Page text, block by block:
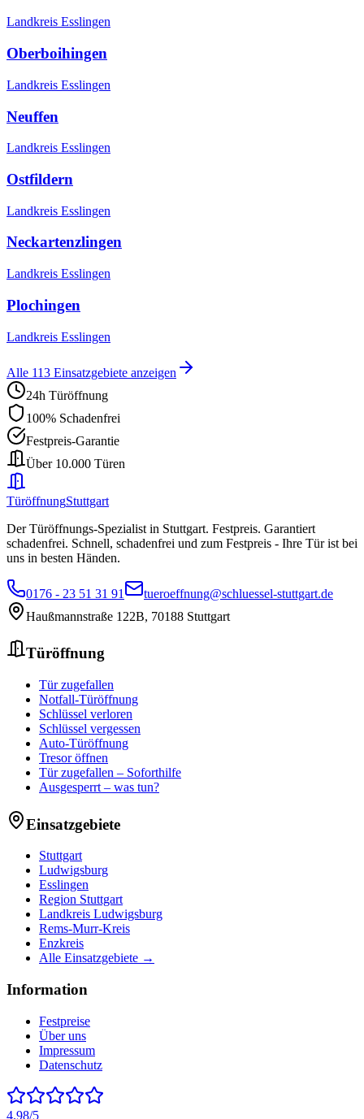
Landkreis Esslingen
Oberboihingen
Landkreis Esslingen
Neuffen
Landkreis Esslingen
Ostfildern
Landkreis Esslingen
Neckartenzlingen
Landkreis Esslingen
Plochingen
Landkreis Esslingen
Alle 113 Einsatzgebiete anzeigen
24h Türöffnung
100% Schadenfrei
Festpreis-Garantie
Über 10.000 Türen
TüröffnungStuttgart
Der Türöffnungs-Spezialist in Stuttgart. Festpreis. Garantiert
schadenfrei. Schnell, schadenfrei und zum Festpreis - Ihre Tür ist bei
uns in besten Händen.
0176 - 23 51 31 91
tueroeffnung@schluessel-stuttgart.de
Haußmannstraße 122B, 70188 Stuttgart
Türöffnung
Tür zugefallen
Notfall-Türöffnung
Schlüssel verloren
Schlüssel vergessen
Auto-Türöffnung
Tresor öffnen
Tür zugefallen – Soforthilfe
Ausgesperrt – was tun?
Einsatzgebiete
Stuttgart
Ludwigsburg
Esslingen
Region Stuttgart
Landkreis Ludwigsburg
Rems-Murr-Kreis
Enzkreis
Alle Einsatzgebiete →
Information
Festpreise
Über uns
Impressum
Datenschutz
4.98/5